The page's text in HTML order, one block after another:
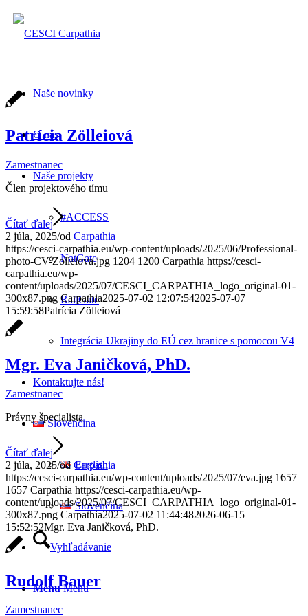
Naše novinky
O nás
Naše projekty
#ACCESS
NatGate
RailGate
Integrácia Ukrajiny do EÚ cez hranice s pomocou V4
Kontaktujte nás!
Slovenčina
English
Slovenčina
Vyhľadávanie
Menu Menu
Patrícia Zölleiová
Zamestnanec
Člen projektového tímu
Čítať ďalej
2 júla, 2025/od Carpathia
https://cesci-carpathia.eu/wp-content/uploads/2025/06/Professional-
photo-CV-Zolleiova.jpg 1204 1200 Carpathia https://cesci-
carpathia.eu/wp-
content/uploads/2025/07/CESCI_CARPATHIA_logo_original-01-
300x87.png Carpathia2025-07-02 12:07:542025-07-07
15:59:58Patrícia Zölleiová
Mgr. Eva Janičková, PhD.
Zamestnanec
Právny špecialista
Čítať ďalej
2 júla, 2025/odCarpathia
https://cesci-carpathia.eu/wp-content/uploads/2025/07/eva.jpg 1657
1657 Carpathia https://cesci-carpathia.eu/wp-
content/uploads/2025/07/CESCI_CARPATHIA_logo_original-01-
300x87.png Carpathia2025-07-02 11:44:482026-06-15
15:52:52Mgr. Eva Janičková, PhD.
Rudolf Bauer
Zamestnanec